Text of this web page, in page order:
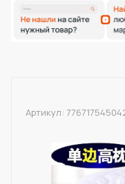
Артикул: